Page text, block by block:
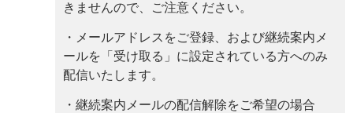
きませんので、ご注意ください。
・メールアドレスをご登録、および継続案内メ
ールを「受け取る」に設定されている方へのみ
配信いたします。
・継続案内メールの配信解除をご希望の場合